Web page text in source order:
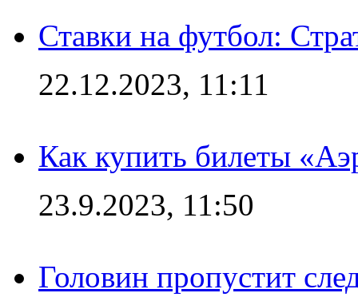
Ставки на футбол:
22.12.2023, 11:11
Как купить билеты
23.9.2023, 11:50
Головин пропустит